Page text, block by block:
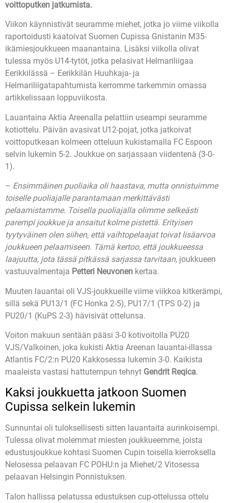
voittoputken jatkumista.
Viikon käynnistivät seuramme miehet, jotka jo viime viikolla
raportoidusti kaatoivat Suomen Cupissa Gnistanin M35-
ikämiesjoukkueen maanantaina. Lisäksi viikolla olivat
tulessa myös U14-tytöt, jotka pelasivat Helmariliigaa
Eerikkilässä – Eerikkilän Huuhkaja- ja
Helmariliigatapahtumista kerromme tarkemmin omassa
artikkelissaan loppuviikosta.
Lauantaina Aktia Areenalla pelattiin useampi seuramme
kotiottelu. Päivän avasivat U12-pojat, jotka jatkoivat
voittoputkeaan kolmeen otteluun kukistamalla FC Espoon
selvin lukemin 5-2. Joukkue on sarjassaan viidentenä (3-0-
1).
– Ensimmäinen puoliaika oli haastava, mutta onnistuimme
toiselle puoliajalle parantamaan merkittävästi
pelaamistamme. Toisella puoliajalla olimme selkeästi
parempi joukkue ja ansaitut kolme pistettä. Erityisen
tyytyväinen olen siihen, että vaihtopelaajat toivat lisäarvoa
joukkueen pelaamiseen. Tämä kertoo, että joukkueessa
laajuutta, jota tässä pitkässä sarjassa tarvitaan, joukkueen
vastuuvalmentaja Petteri Neuvonen kertaa.
Muuten lauantai oli VJS-joukkueille viime viikkoa kitkerämpi,
sillä sekä PU13/1 (FC Honka 2-5), PU17/1 (TPS 0-2) ja
PU20/1 (KuPS 2-3) hävisivät ottelunsa.
Voiton makuun sentään pääsi 3-0 kotivoitolla PU20
VJS/Valkoinen, joka kukisti Aktia Areenan lauantai-illassa
Atlantis FC/2:n PU20 Kakkosessa lukemin 3-0. Kaikista
maaleista vastasi hattutempun tehnyt Gendrit Reqica.
Kaksi joukkuetta jatkoon Suomen
Cupissa selkein lukemin
Sunnuntai oli tuloksellisesti sitten lauantaita aurinkoisempi.
Tulessa olivat molemmat miesten joukkueemme, joista
edustusjoukkue kohtasi Suomen Cupin toisella kierroksella
Nelosessa pelaavan FC POHU:n ja Miehet/2 Vitosessa
pelaavan Helsingin Ponnistuksen.
Talon hallissa pelatussa edustuksen cup-ottelussa ottelu